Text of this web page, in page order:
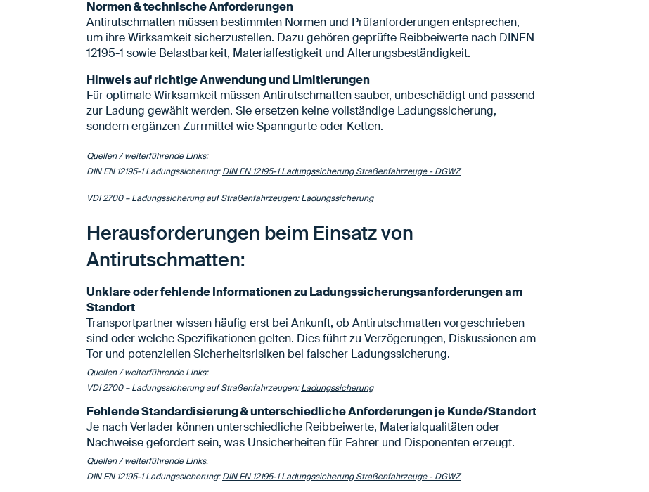
Normen & technische Anforderungen
Antirutschmatten müssen bestimmten Normen und Prüfanforderungen entsprechen,
um ihre Wirksamkeit sicherzustellen. Dazu gehören geprüfte Reibbeiwerte nach DINEN
12195-1 sowie Belastbarkeit, Materialfestigkeit und Alterungsbeständigkeit.
Hinweis auf richtige Anwendung und Limitierungen
Für optimale Wirksamkeit müssen Antirutschmatten sauber, unbeschädigt und passend
zur Ladung gewählt werden. Sie ersetzen keine vollständige Ladungssicherung,
sondern ergänzen Zurrmittel wie Spanngurte oder Ketten.
Quellen / weiterführende Links:
DIN EN 12195-1 Ladungssicherung:DIN EN 12195-1 Ladungssicherung Straßenfahrzeuge - DGWZ
VDI 2700 – Ladungssicherung auf Straßenfahrzeugen:Ladungssicherung
Herausforderungen beim Einsatz von
Antirutschmatten:
Unklare oder fehlende Informationen zu Ladungssicherungsanforderungen am
Standort
Transportpartner wissen häufig erst bei Ankunft, ob Antirutschmatten vorgeschrieben
sind oder welche Spezifikationen gelten. Dies führt zu Verzögerungen, Diskussionen am
Tor und potenziellen Sicherheitsrisiken bei falscher Ladungssicherung.
Quellen / weiterführende Links:
VDI 2700 – Ladungssicherung auf Straßenfahrzeugen:Ladungssicherung
Fehlende Standardisierung & unterschiedliche Anforderungen je Kunde/Standort
Je nach Verlader können unterschiedliche Reibbeiwerte, Materialqualitäten oder
Nachweise gefordert sein, was Unsicherheiten für Fahrer und Disponenten erzeugt.
Quellen / weiterführende Links:
DIN EN 12195-1 Ladungssicherung:DIN EN 12195-1 Ladungssicherung Straßenfahrzeuge - DGWZ